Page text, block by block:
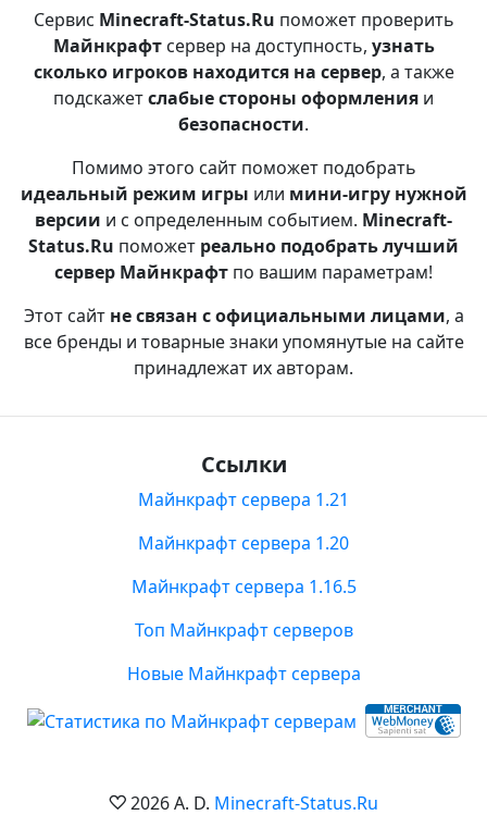
Сервис Minecraft-Status.Ru поможет проверить
Майнкрафтсервер на доступность, узнать
сколько игроков находится на сервер, а также
подскажетслабые стороны оформления и
безопасности.
Помимо этого сайт поможет подобрать
идеальный режим игры или мини-игру нужной
версии и с определенным событием. Minecraft-
Status.Ru поможет реально подобрать лучший
сервер Майнкрафт по вашим параметрам!
Этот сайт не связан с официальными лицами, а
все бренды и товарные знаки упомянутые на сайте
принадлежат их авторам.
Ссылки
Майнкрафт сервера 1.21
Майнкрафт сервера 1.20
Майнкрафт сервера 1.16.5
Топ Майнкрафт серверов
Новые Майнкрафт сервера
2026 A. D. Minecraft-Status.Ru